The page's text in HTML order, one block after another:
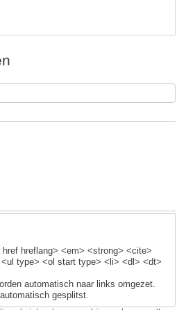
hreflang> <em> <strong> <cite>
type> <ol start type> <li> <dl> <dt>
automatisch naar links omgezet.
gesplitst.